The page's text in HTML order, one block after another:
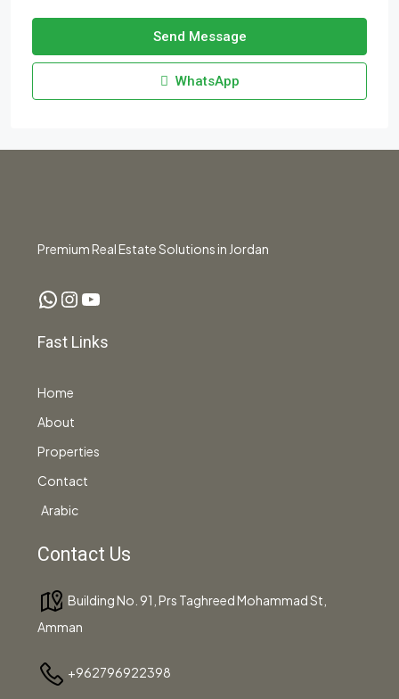
Send Message
WhatsApp
Premium Real Estate Solutions in Jordan
Fast Links
Home
About
Properties
Contact
Arabic
Contact Us
Building No. 91, Prs Taghreed Mohammad St,
Amman
+962796922398